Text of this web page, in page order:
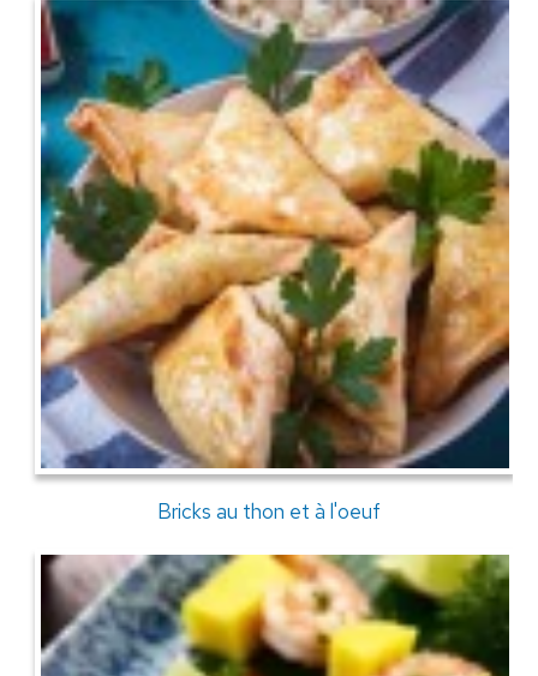
Bricks au thon et à l'oeuf